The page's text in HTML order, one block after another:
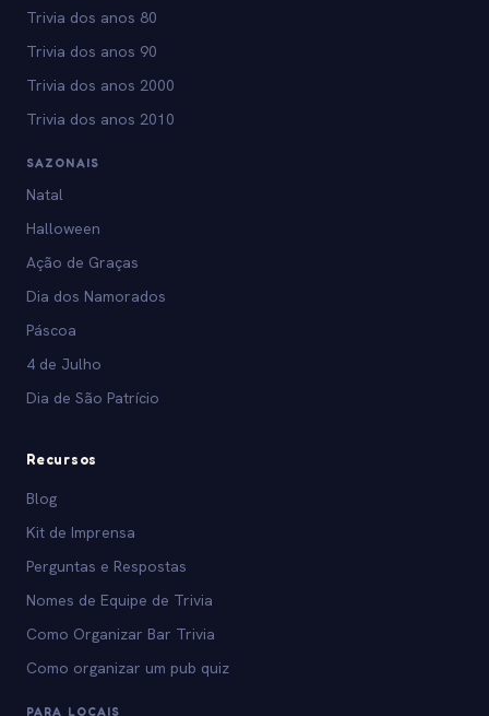
Trivia dos anos 80
Trivia dos anos 90
Trivia dos anos 2000
Trivia dos anos 2010
SAZONAIS
Natal
Halloween
Ação de Graças
Dia dos Namorados
Páscoa
4 de Julho
Dia de São Patrício
Recursos
Blog
Kit de Imprensa
Perguntas e Respostas
Nomes de Equipe de Trivia
Como Organizar Bar Trivia
Como organizar um pub quiz
PARA LOCAIS